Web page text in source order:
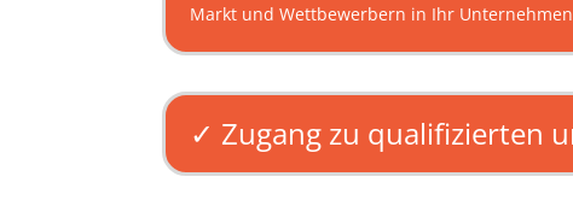
Markt und Wettbewerbern in Ihr
✓ Zugang zu qualifizierten